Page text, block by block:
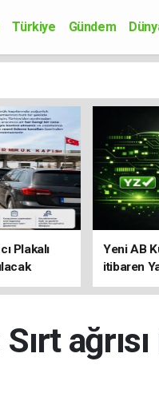
Türkiye Gündem
Plakalı
Yeni AB
itibaren
Etiket